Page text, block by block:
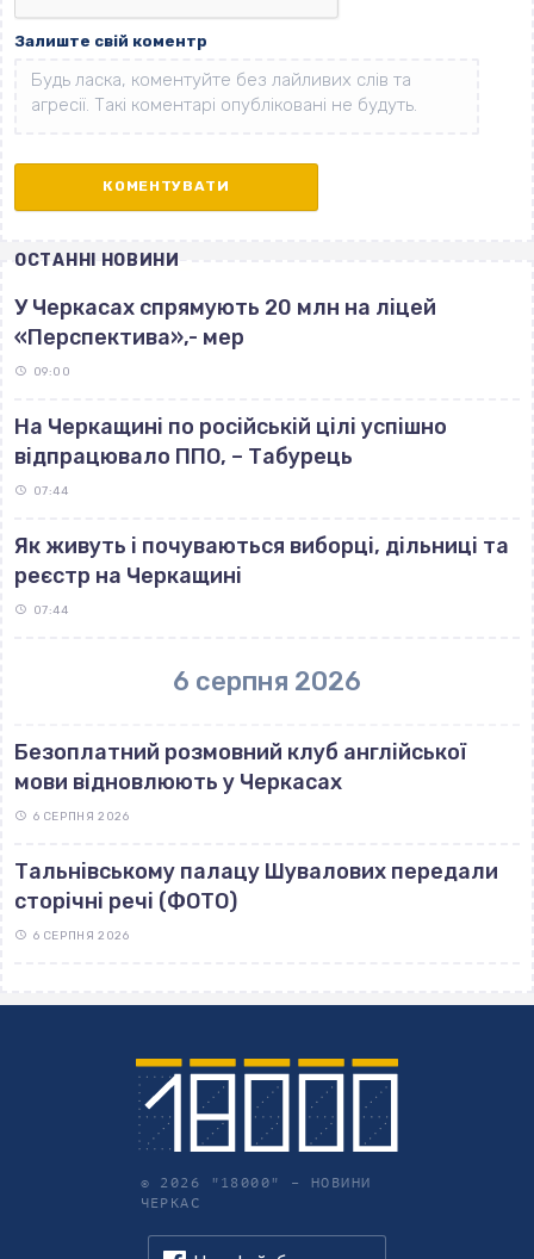
Залиште свій коментр
ОСТАННІ НОВИНИ
У Черкасах спрямують 20 млн на ліцей
«Перспектива»,- мер
09:00
На Черкащині по російській цілі успішно
відпрацювало ППО, – Табурець
07:44
Як живуть і почуваються виборці, дільниці та
реєстр на Черкащині
07:44
6 серпня 2026
Безоплатний розмовний клуб англійської
мови відновлюють у Черкасах
6 СЕРПНЯ 2026
Тальнівському палацу Шувалових передали
сторічні речі (ФОТО)
6 СЕРПНЯ 2026
© 2026 "18000" – НОВИНИ
ЧЕРКАС